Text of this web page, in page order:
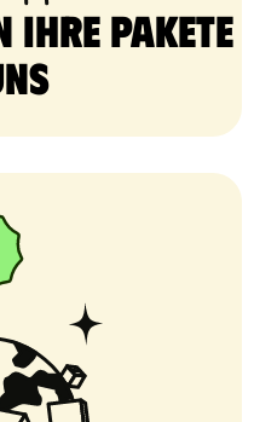
Ihre Pakete